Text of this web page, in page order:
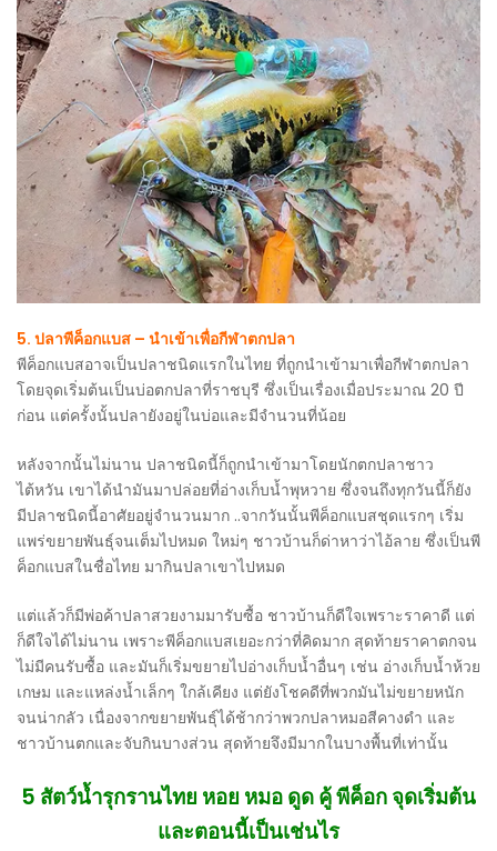
5. ปลาพีค็อกแบส – นำเข้าเพื่อกีฬาตกปลา
พีค็อกแบสอาจเป็นปลาชนิดแรกในไทย ที่ถูกนำเข้ามาเพื่อกีฬาตกปลา
โดยจุดเริ่มต้นเป็นบ่อตกปลาที่ราชบุรี ซึ่งเป็นเรื่องเมื่อประมาณ 20 ปี
ก่อน แต่ครั้งนั้นปลายังอยู่ในบ่อและมีจำนวนที่น้อย
หลังจากนั้นไม่นาน ปลาชนิดนี้ก็ถูกนำเข้ามาโดยนักตกปลาชาว
ไต้หวัน เขาได้นำมันมาปล่อยที่อ่างเก็บน้ำพุหวาย ซึ่งจนถึงทุกวันนี้ก็ยัง
มีปลาชนิดนี้อาศัยอยู่จำนวนมาก ..จากวันนั้นพีค็อกแบสชุดแรกๆ เริ่ม
แพร่ขยายพันธุ์จนเต็มไปหมด ใหม่ๆ ชาวบ้านก็ด่าหาว่าไอ้ลาย ซึ่งเป็นพี
ค็อกแบสในชื่อไทย มากินปลาเขาไปหมด
แต่แล้วก็มีพ่อค้าปลาสวยงามมารับซื้อ ชาวบ้านก็ดีใจเพราะราคาดี แต่
ก็ดีใจได้ไม่นาน เพราะพีค็อกแบสเยอะกว่าที่คิดมาก สุดท้ายราคาตกจน
ไม่มีคนรับซื้อ และมันก็เริ่มขยายไปอ่างเก็บน้ำอื่นๆ เช่น อ่างเก็บน้ำห้วย
เกษม และแหล่งน้ำเล็กๆ ใกล้เคียง แต่ยังโชคดีที่พวกมันไม่ขยายหนัก
จนน่ากลัว เนื่องจากขยายพันธุ์ได้ช้ากว่าพวกปลาหมอสีคางดำ และ
ชาวบ้านตกและจับกินบางส่วน สุดท้ายจึงมีมากในบางพื้นที่เท่านั้น
5 สัตว์น้ำรุกรานไทย หอย หมอ ดูด คู้ พีค็อก จุดเริ่มต้น
และตอนนี้เป็นเช่นไร